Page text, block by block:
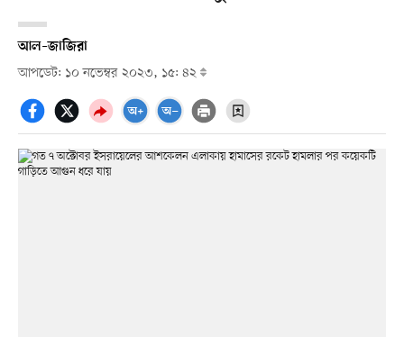
আল–জাজিরা
আপডেট: ১০ নভেম্বর ২০২৩, ১৫: ৪২